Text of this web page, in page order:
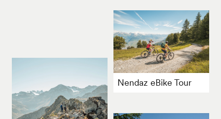
Nendaz eBike Tour